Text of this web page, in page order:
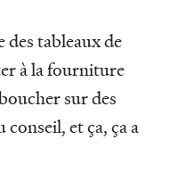
des tableaux de
à la fourniture
sur des
et ça, ça a